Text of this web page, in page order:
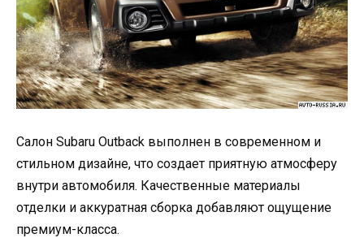
Салон Subaru Outback выполнен в современном и
стильном дизайне, что создает приятную атмосферу
внутри автомобиля. Качественные материалы
отделки и аккуратная сборка добавляют ощущение
премиум-класса.